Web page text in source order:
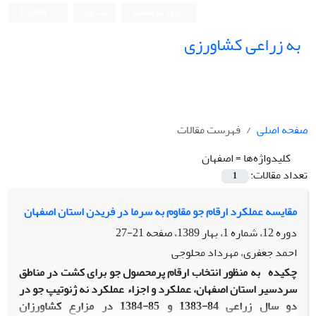
به زراعی کشاورزی
صفحه اصلی
فهرست مقالات
کلیدواژه‌ها =اصفهان
تعداد مقالات:
1
مقایسه عملکرد ارقام جو مقاوم به سرما در فریدن استان اصفهان
دوره 12، شماره 1، بهار 1389، صفحه
21-27
احمد جعفری، مهرداد محلوجی
چکیده به منظور انتخاب ارقام پرمحصول جو برای کشت در مناطق
سردسیر استان اصفهان، عملکرد و اجزاء عملکرد نه ژنوتیپ جو در
دو سال زراعی 84-1383 و 85-1384 در مزارع کشاورزان